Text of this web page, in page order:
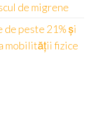
de migrene
peste 21% și
mobilității fizice